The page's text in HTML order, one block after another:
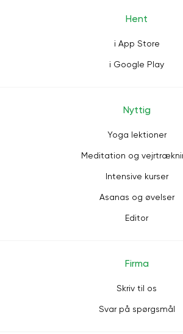
Hent
i App Store
i Google Play
Nyttig
Yoga lektioner
Meditation og
Intensive kurser
Asanas og øvelser
Editor
Firma
Skriv til os
Svar på spørgsmål